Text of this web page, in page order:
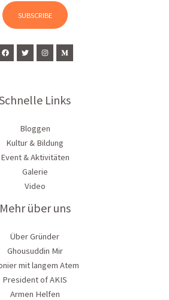
SUBSCRIBE
Links
Bloggen
Kultur & Bildung
Event & Aktivitäten
Galerie
Video
Mehr über uns
Über Gründer
Ghousuddin Mir
mit langem Atem
President of AKIS
Armen Helfen